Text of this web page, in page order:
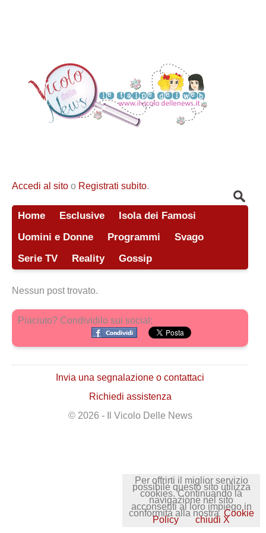
Accedi al sito o Registrati subito.
Home Esclusive
Isola dei Famosi
Uomini e Donne
Programmi
Svago
Serie TV
Reality Gossip
Nessun post trovato.
Piaciuto? Condividilo sui social:
Invia una segnalazione o contattaci
Richiedi assistenza
© 2026 - Il Vicolo Delle News
Per offrirti il miglior servizio
possibile questo sito utilizza
cookies. Continuando la
navigazione nel sito
acconsenti al loro impiego in
conformità alla nostra Cookie
Policy chiudi X